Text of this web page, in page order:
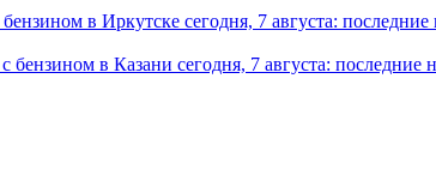
в Иркутске сегодня, 7 августа:
бензином в Казани сегодня, 7 августа: последние